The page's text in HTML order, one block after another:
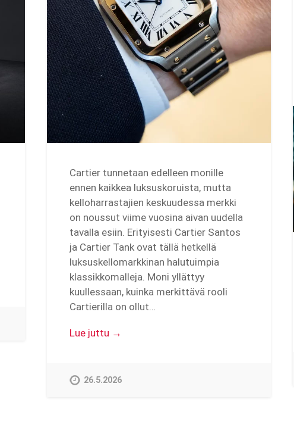
Cartier tunnetaan edelleen monille
ennen kaikkea luksuskoruista, mutta
kelloharrastajien keskuudessa merkki
on noussut viime vuosina aivan uudella
tavalla esiin. Erityisesti Cartier Santos
ja Cartier Tank ovat tällä hetkellä
luksuskellomarkkinan halutuimpia
klassikkomalleja. Moni yllättyy
kuullessaan, kuinka merkittävä rooli
Cartierilla on ollut…
Lue juttu →
26.5.2026